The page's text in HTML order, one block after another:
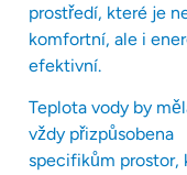
prostředí, které je
komfortní, ale i
efektivní.
Teplota vody by
vždy přizpůsobena
specifikům prostor,